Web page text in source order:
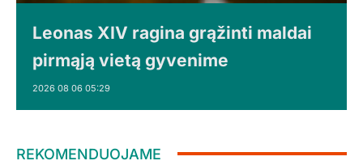
Leonas XIV ragina grąžinti maldai
pirmąją vietą gyvenime
2026 08 06 05:29
REKOMENDUOJAME